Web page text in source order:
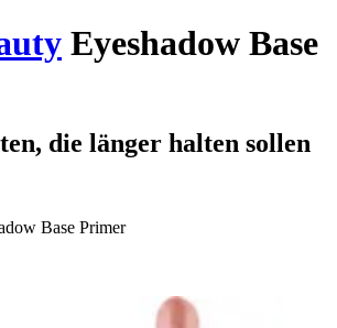
Eyeshadow Base
die länger halten sollen
Base Primer